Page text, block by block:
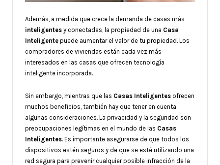
Además, a medida que crece la demanda de casas más
inteligentes y conectadas, la propiedad de una Casa
Inteligente puede aumentar el valor de tu propiedad. Los
compradores de viviendas están cada vez más
interesados en las casas que ofrecen tecnología
inteligente incorporada.
Sin embargo, mientras que las Casas Inteligentes ofrecen
muchos beneficios, también hay que tener en cuenta
algunas consideraciones. La privacidad y la seguridad son
preocupaciones legítimas en el mundo de las Casas
Inteligentes. Es importante asegurarse de que todos los
dispositivos estén seguros y de que se esté utilizando una
red segura para prevenir cualquier posible infracción de la